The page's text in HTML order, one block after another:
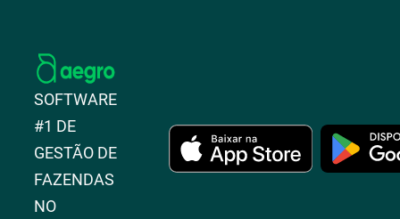
SOFTWARE
#1 DE
GESTÃO DE
FAZENDAS
NO